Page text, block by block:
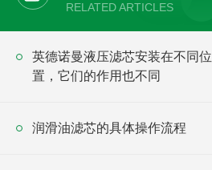
RELATED ARTICLES
英德诺曼液压滤芯安装在不同位
置，它们的作用也不同
润滑油滤芯的具体操作流程